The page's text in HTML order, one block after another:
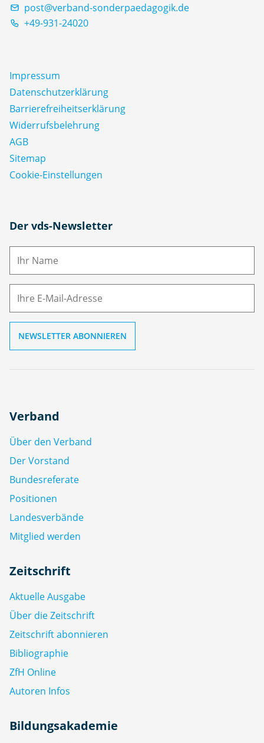
post@verband-sonderpaedagogik.de
+49-931-24020
Impressum
Datenschutz­erklärung
Barrierefreiheitserklärung
Widerrufsbelehrung
AGB
Sitemap
Cookie-Einstellungen
Der vds-Newsletter
N
M
Verband
Über den Verband
Der Vorstand
Bundesreferate
Positionen
Landesverbände
Mitglied werden
Zeitschrift
Aktuelle Ausgabe
Über die Zeitschrift
Zeitschrift abonnieren
Bibliographie
ZfH Online
Autoren Infos
Bildungsakademie